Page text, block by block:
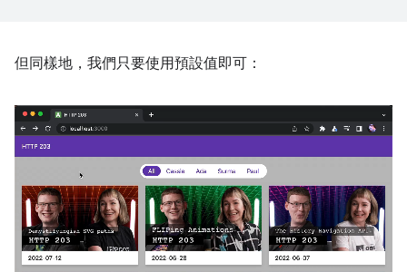
但同樣地，我們只要使用預設值即可：